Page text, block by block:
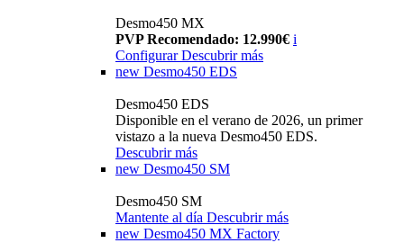
Desmo450 MX
PVP Recomendado: 12.990€ i
Configurar Descubrir más
new Desmo450 EDS
Desmo450 EDS
Disponible en el verano de 2026, un primer
vistazo a la nueva Desmo450 EDS.
Descubrir más
new Desmo450 SM
Desmo450 SM
Mantente al día Descubrir más
new Desmo450 MX Factory